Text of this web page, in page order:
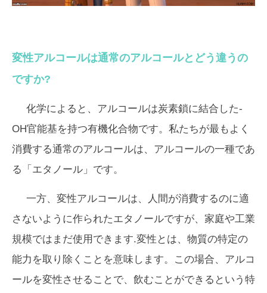
変性アルコールは通常のアルコールとどう違うの
ですか?
化学によると、アルコールは炭素鎖に結合した-
OH官能基を持つ有機化合物です。私たちが最もよく
消費する通常のアルコールは、アルコールの一種であ
る「エタノール」です。
一方、変性アルコールは、人間が消費するのに適
さないように作られたエタノールですが、家庭や工業
規模ではまだ使用できます.変性とは、物質の特定の
能力を取り除くことを意味します。この場合、アルコ
ールを変性させることで、飲むことができるという特